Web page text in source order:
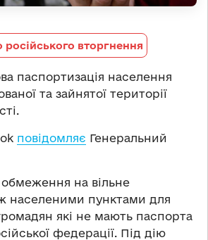
російського вторгнення
паспортизація населення
та зайнятої території
повідомляє Генеральний
на вільне
населеними пунктами для
які не мають паспорта
федерації. Під дію